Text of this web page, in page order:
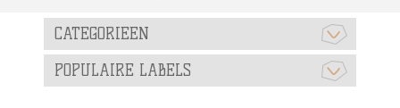
CATEGORIEEN
POPULAIRE LABELS